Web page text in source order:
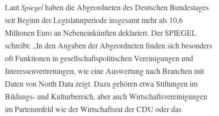
LautSpiegelhaben die Abgeordneten des Deutschen Bundestages
seit Beginn der Legislaturperiode insgesamt mehr als 10,6
Millionen Euro an Nebeneinkünften deklariert. Der SPIEGEL
schreibt: „In den Angaben der Abgeordneten finden sich besonders
oft Funktionen in gesellschaftspolitischen Vereinigungen und
Interessenvertretungen, wie eine Auswertung nach Branchen mit
Daten von North Data zeigt. Dazu gehören etwa Stiftungen im
Bildungs- und Kulturbereich, aber auch Wirtschaftsvereinigungen
im Parteiumfeld wie der Wirtschaftsrat der CDU oder das